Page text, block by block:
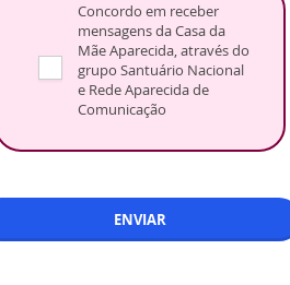
Concordo em receber
mensagens da Casa da
Mãe Aparecida, através do
grupo Santuário Nacional
e Rede Aparecida de
Comunicação
ENVIAR